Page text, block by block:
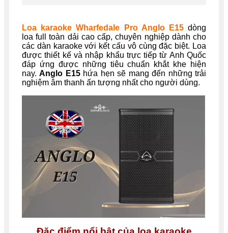
Loa karaoke Wharfedale Pro Anglo E15dòng
loa full toàn dải cao cấp, chuyên nghiệp dành cho
các dàn karaoke với kết cấu vô cùng đặc biệt. Loa
được thiết kế và nhập khẩu trực tiếp từ Anh Quốc
đáp ứng được những tiêu chuẩn khắt khe hiện
nay.Anglo E15hứa hẹn sẽ mang đến những trải
nghiệm âm thanh ấn tượng nhất cho người dùng.